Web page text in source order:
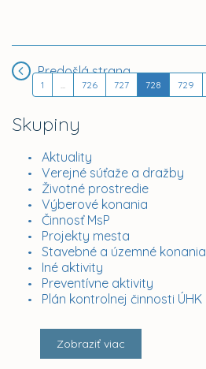
Skupiny
Aktuality
Verejné súťaže a dražby
Životné prostredie
Výberové konania
Činnosť MsP
Projekty mesta
Stavebné a územné konania
Iné aktivity
Preventívne aktivity
Plán kontrolnej činnosti ÚHK
Zobraziť viac
Predošlá strana
1 ... 726 727 728 729